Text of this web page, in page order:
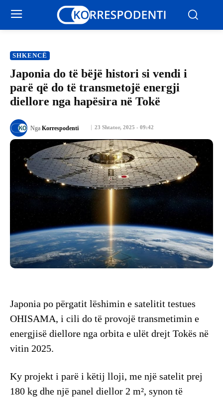
SHKENCË
Japonia do të bëjë histori si vendi i
parë që do të transmetojë energji
diellore nga hapësira në Tokë
23 Shtator, 2025 - 09:42
Nga Korrespodenti
Japonia po përgatit lëshimin e satelitit testues
OHISAMA, i cili do të provojë transmetimin e
energjisë diellore nga orbita e ulët drejt Tokës në
vitin 2025.
Ky projekt i parë i këtij lloji, me një satelit prej
180 kg dhe një panel diellor 2 m², synon të